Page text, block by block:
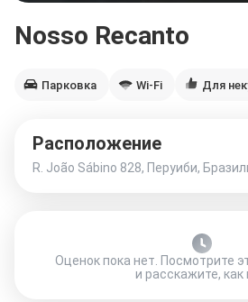
Nosso Recanto
Парковка Wi-Fi Для
Расположение
R. João Sábino 828, Перуиби,
Оценок пока нет. Посмотрите
и расскажите, как